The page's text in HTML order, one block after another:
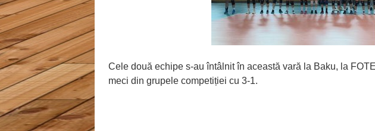
Cele două echipe s-au întâlnit în această vară la Baku, la
meci din grupele competiției cu 3-1.